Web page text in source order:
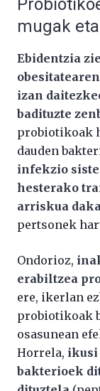
mugak
Ebidentzia
izan
badituzte
probiotikoak
dauden
infekzio
hesterako
arriskua
pertsonek
Ondorioz,
erabiltzea
ere, ikerlan
probiotikoak
osasunean
Horrela, ikusi
bakterioek